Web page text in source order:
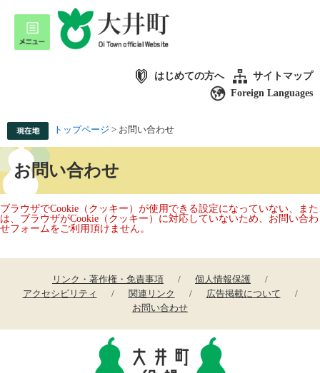
はじめての方へ
サイトマップ
Foreign Languages
トップページ > お問い合わせ
お問い合わせ
ブラウザでCookie（クッキー）が使用できる設定になっていない、また
は、ブラウザがCookie（クッキー）に対応していないため、お問い合わ
せフォームをご利用頂けません。
リンク・著作権・免責事項
個人情報保護
アクセシビリティ
関連リンク
広告掲載について
お問い合わせ